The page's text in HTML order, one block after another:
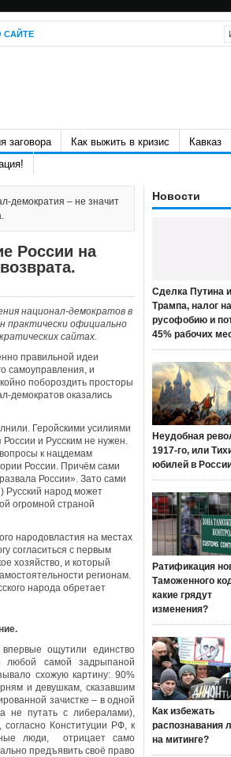
САЙТЕ
заговора Как выжить в кризис Кавказ
демократия – не значит
России на
национал-демократов в
практически официально
сайтах.
правильной идеи
самоуправления, и
побороздить просторы
демократов оказались
Геройскими усилиями
и Русским не нужен.
к нацдемам
России. Причём сами
России». Зато сами
Русский народ может
огромной страной
народовластия на местах
согласиться с первым
хозяйство, и который
регионам.
народа обретает
ощутили единство
любой самой задрыпаной
схожую картину: 90%
и девушкам, сказавшим
зачистке – в одной
не путать с либералами),
Конституции РФ, к
люди, отрицает само
предъявить своё право
Новости
Сделка Путина и
Трампа, налог на
русофобию и
45% рабочих
Неудобная
1917-го, или
юбилей в
Ратификация
Таможенного
какие грядут
изменения?
Как избежать
распознавания
на митинге?